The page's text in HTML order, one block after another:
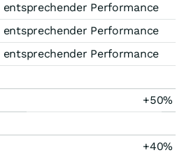
entsprechender Performance
entsprechender Performance
entsprechender Performance
+50%
+40%